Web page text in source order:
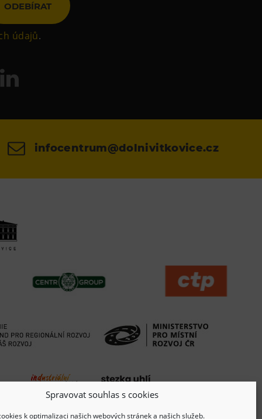
Spravovat souhlas s cookies
k optimalizaci našich webových stránek a našich služeb.
ODEBÍRAT
údajů.
infocentrum@dolnivitkovice.cz